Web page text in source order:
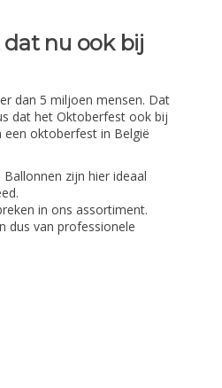
nu ook bij
dan 5 miljoen mensen. Dat
dat het Oktoberfest ook bij
oktoberfest in België
zijn hier ideaal
in ons assortiment.
dus van professionele